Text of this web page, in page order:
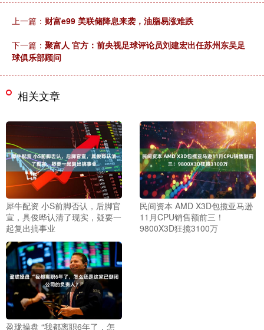
上一篇： 财富e99 美联储降息来袭，油脂易涨难跌
下一篇： 聚富人 官方：前央视足球评论员刘建宏出任苏州东吴足
球俱乐部顾问
相关文章
犀牛配资 小S前脚否认，后脚官
宣，具俊晔认清了现实，疑要一
起复出搞事业
民间资本 AMD X3D包揽亚马逊
11月CPU销售额前三！
9800X3D狂揽3100万
盈珑操盘 “我都离职6年了，怎